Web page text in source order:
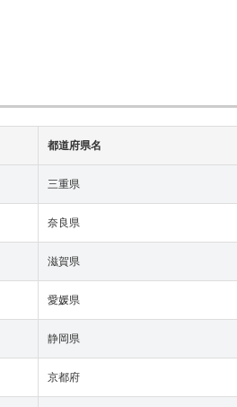
都道府県名
三重県
奈良県
滋賀県
愛媛県
静岡県
京都府